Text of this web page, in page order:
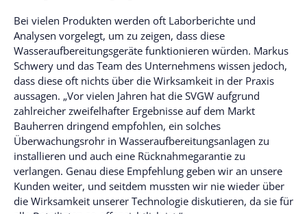
Bei vielen Produkten werden oft Laborberichte und
Analysen vorgelegt, um zu zeigen, dass diese
Wasseraufbereitungsgeräte funktionieren würden. Markus
Schwery und das Team des Unternehmens wissen jedoch,
dass diese oft nichts über die Wirksamkeit in der Praxis
aussagen. „Vor vielen Jahren hat die SVGW aufgrund
zahlreicher zweifelhafter Ergebnisse auf dem Markt
Bauherren dringend empfohlen, ein solches
Überwachungsrohr in Wasseraufbereitungsanlagen zu
installieren und auch eine Rücknahmegarantie zu
verlangen. Genau diese Empfehlung geben wir an unsere
Kunden weiter, und seitdem mussten wir nie wieder über
die Wirksamkeit unserer Technologie diskutieren, da sie für